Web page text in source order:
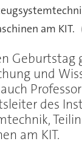
am KIT.
Geburtstag
und
des
am KIT.